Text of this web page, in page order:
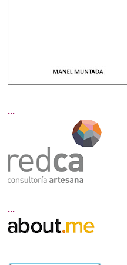
...
...